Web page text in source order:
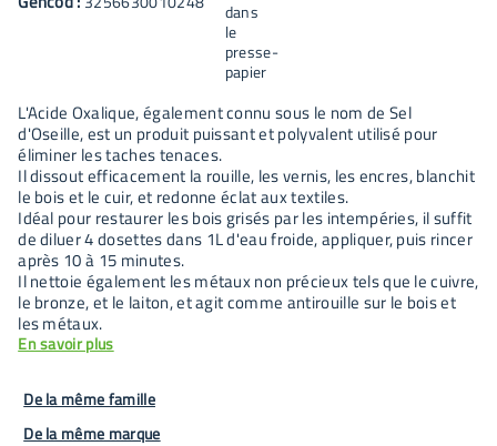
L'Acide Oxalique, également connu sous le nom de Sel
d'Oseille, est un produit puissant et polyvalent utilisé pour
éliminer les taches tenaces.
Il dissout efficacement la rouille, les vernis, les encres, blanchit
le bois et le cuir, et redonne éclat aux textiles.
Idéal pour restaurer les bois grisés par les intempéries, il suffit
de diluer 4 dosettes dans 1L d'eau froide, appliquer, puis rincer
après 10 à 15 minutes.
Il nettoie également les métaux non précieux tels que le cuivre,
le bronze, et le laiton, et agit comme antirouille sur le bois et
les métaux.
En savoir plus
De la même famille
De la même marque